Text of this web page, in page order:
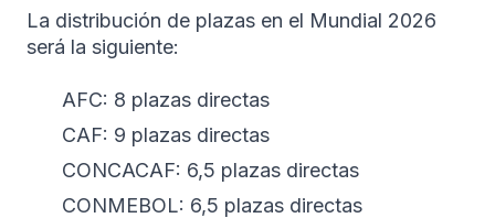
La distribución de plazas en el Mundial 2026
será la siguiente:
AFC: 8 plazas directas
CAF: 9 plazas directas
CONCACAF: 6,5 plazas directas
CONMEBOL: 6,5 plazas directas